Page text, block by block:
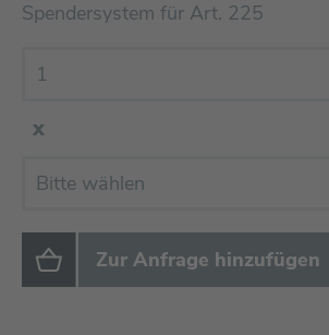
Spendersystem für Art. 225